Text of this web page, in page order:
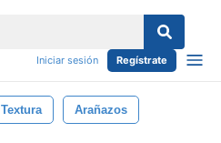
Iniciar sesión Regístrate
Textura Arañazos